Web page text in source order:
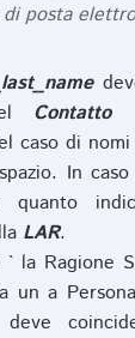
posta
Contatto
caso di
In
quanto
LAR.
` la Ragione
un a